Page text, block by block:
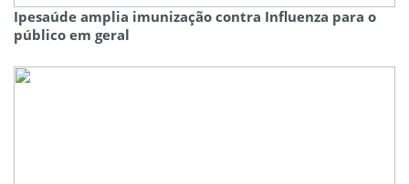
Ipesaúde amplia imunização contra Influenza para o
público em geral